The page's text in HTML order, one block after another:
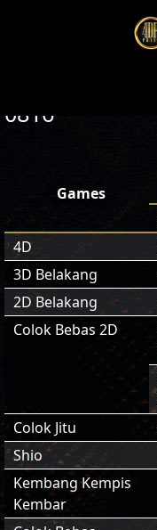
0816
Games
4D
3D Belakang
2D Belakang
Colok Bebas 2D
Colok Jitu
Shio
Kembang Kempis
Kembar